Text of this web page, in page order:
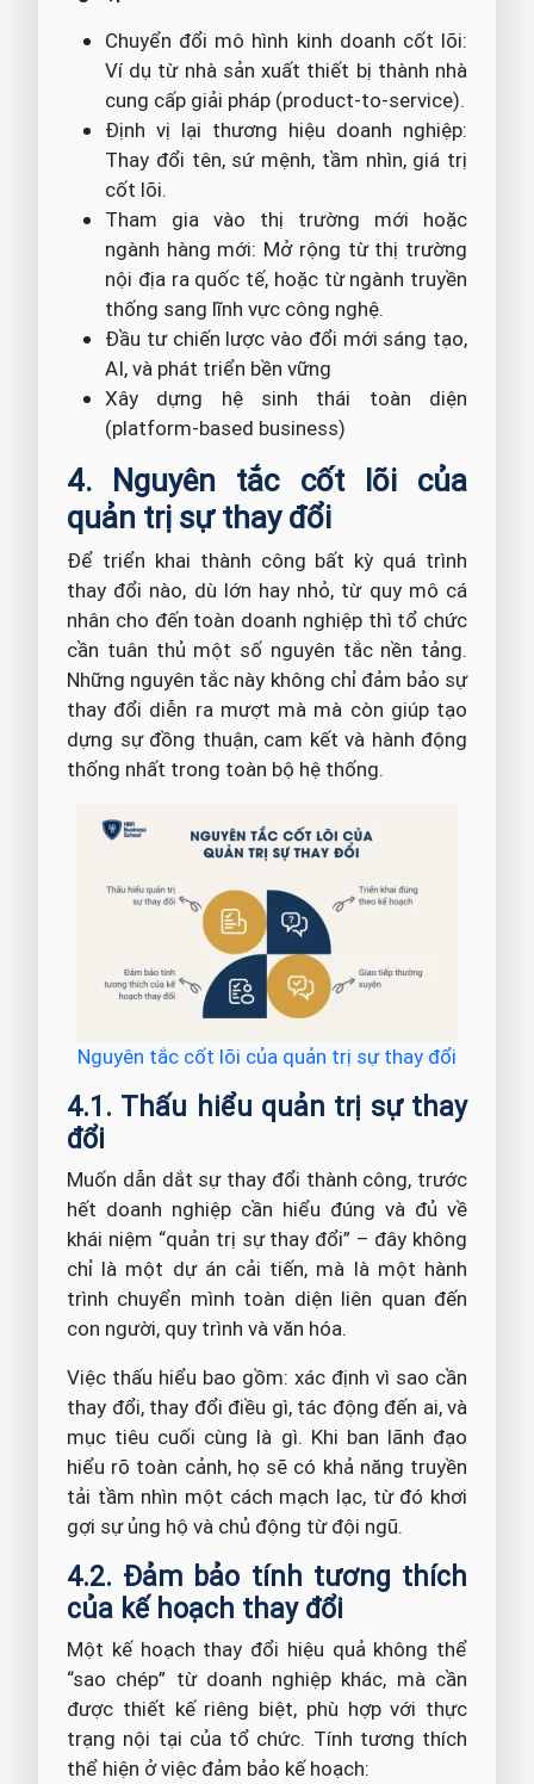
Chuyển đổi mô hình kinh doanh cốt lõi:
Ví dụ từ nhà sản xuất thiết bị thành nhà
cung cấp giải pháp (product-to-service).
Định vị lại thương hiệu doanh nghiệp:
Thay đổi tên, sứ mệnh, tầm nhìn, giá trị
cốt lõi.
Tham gia vào thị trường mới hoặc
ngành hàng mới: Mở rộng từ thị trường
nội địa ra quốc tế, hoặc từ ngành truyền
thống sang lĩnh vực công nghệ.
Đầu tư chiến lược vào đổi mới sáng tạo,
AI, và phát triển bền vững
Xây dựng hệ sinh thái toàn diện
(platform-based business)
4. Nguyên tắc cốt lõi của
quản trị sự thay đổi
Để triển khai thành công bất kỳ quá trình
thay đổi nào, dù lớn hay nhỏ, từ quy mô cá
nhân cho đến toàn doanh nghiệp thì tổ chức
cần tuân thủ một số nguyên tắc nền tảng.
Những nguyên tắc này không chỉ đảm bảo sự
thay đổi diễn ra mượt mà mà còn giúp tạo
dựng sự đồng thuận, cam kết và hành động
thống nhất trong toàn bộ hệ thống.
Nguyên tắc cốt lõi của quản trị sự thay đổi
4.1. Thấu hiểu quản trị sự thay
đổi
Muốn dẫn dắt sự thay đổi thành công, trước
hết doanh nghiệp cần hiểu đúng và đủ về
khái niệm “quản trị sự thay đổi” – đây không
chỉ là một dự án cải tiến, mà là một hành
trình chuyển mình toàn diện liên quan đến
con người, quy trình và văn hóa.
Việc thấu hiểu bao gồm: xác định vì sao cần
thay đổi, thay đổi điều gì, tác động đến ai, và
mục tiêu cuối cùng là gì. Khi ban lãnh đạo
hiểu rõ toàn cảnh, họ sẽ có khả năng truyền
tải tầm nhìn một cách mạch lạc, từ đó khơi
gợi sự ủng hộ và chủ động từ đội ngũ.
4.2. Đảm bảo tính tương thích
của kế hoạch thay đổi
Một kế hoạch thay đổi hiệu quả không thể
“sao chép” từ doanh nghiệp khác, mà cần
được thiết kế riêng biệt, phù hợp với thực
trạng nội tại của tổ chức. Tính tương thích
thể hiện ở việc đảm bảo kế hoạch: